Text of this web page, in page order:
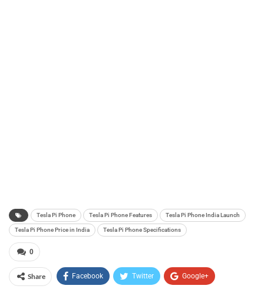
Tesla Pi Phone Tesla Pi Phone Features Tesla Pi Phone India Launch
Tesla Pi Phone Price in India Tesla Pi Phone Specifications
0
Share Facebook Twitter Google+